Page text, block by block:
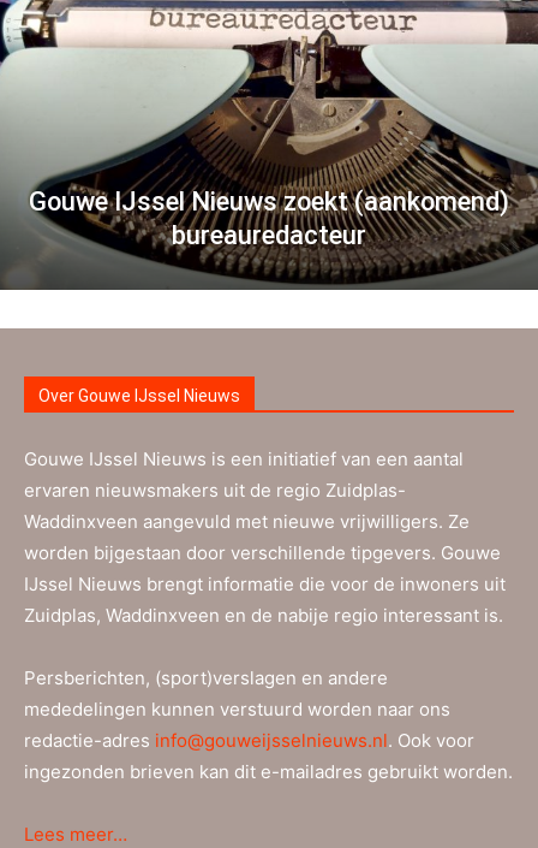
Gouwe IJssel Nieuws zoekt (aankomend)
bureauredacteur
Over Gouwe IJssel Nieuws
Gouwe IJssel Nieuws is een initiatief van een aantal
ervaren nieuwsmakers uit de regio Zuidplas-
Waddinxveen aangevuld met nieuwe vrijwilligers. Ze
worden bijgestaan door verschillende tipgevers. Gouwe
IJssel Nieuws brengt informatie die voor de inwoners uit
Zuidplas, Waddinxveen en de nabije regio interessant is.
Persberichten, (sport)verslagen en andere
mededelingen kunnen verstuurd worden naar ons
redactie-adres info@gouweijsselnieuws.nl. Ook voor
ingezonden brieven kan dit e-mailadres gebruikt worden.
Lees meer…